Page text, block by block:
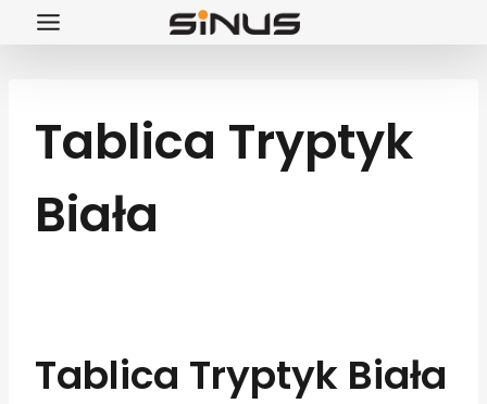
Przejdź
Tablica Tryptyk
Biała
Tablica Tryptyk Biała